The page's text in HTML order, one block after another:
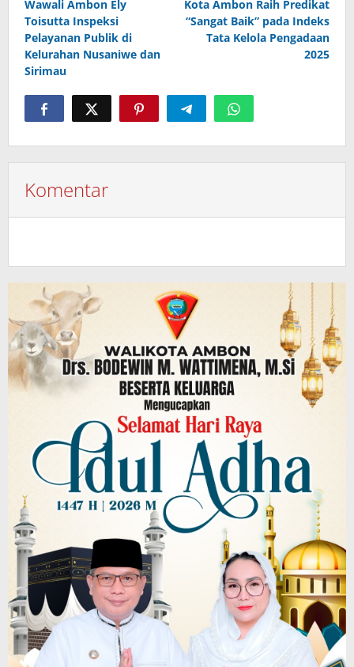
pos
Wawali Ambon Ely
Toisutta Inspeksi
Pelayanan Publik di
Kelurahan Nusaniwe dan
Sirimau
Kota Ambon Raih Predikat
“Sangat Baik” pada Indeks
Tata Kelola Pengadaan
2025
Komentar